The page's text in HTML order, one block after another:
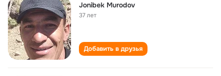
Jonibek Murodov
37 лет
Добавить в друзья